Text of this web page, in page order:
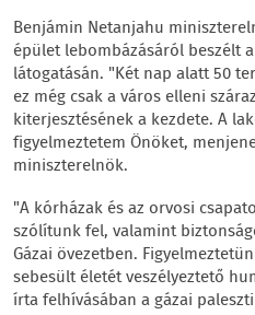
Benjámin Netanjahu
épület lebombázásáról beszélt
látogatásán. "Két nap alatt 50
ez még csak a város elleni
kiterjesztésének a kezdete. A
figyelmeztetem Önöket,
miniszterelnök.
"A kórházak és az orvosi
szólítunk fel, valamint
Gázai övezetben.
sebesült életét veszélyeztető
írta felhívásában a gázai